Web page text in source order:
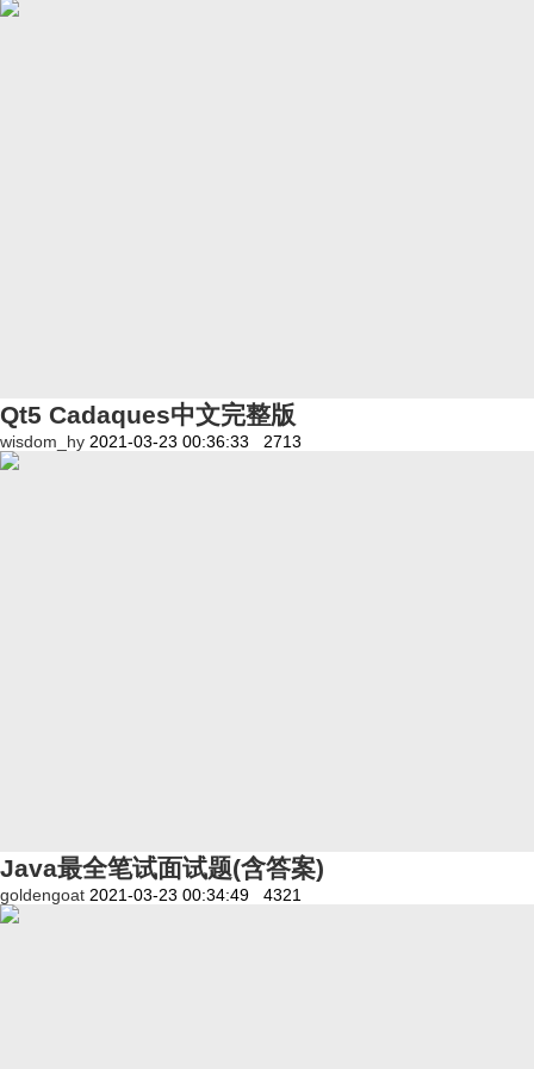
Qt5 Cadaques中文完整版
wisdom_hy 2021-03-23 00:36:33 2713
Java最全笔试面试题(含答案)
goldengoat 2021-03-23 00:34:49 4321